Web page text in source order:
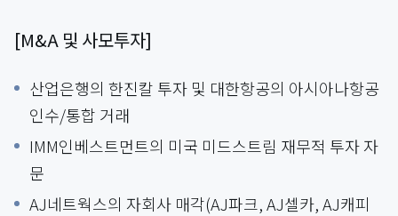
[M&A 및 사모투자]
산업은행의 한진칼 투자 및 대한항공의 아시아나항공
인수/통합 거래
IMM인베스트먼트의 미국 미드스트림 재무적 투자 자
문
AJ네트웍스의 자회사 매각(AJ파크, AJ셀카, AJ캐피